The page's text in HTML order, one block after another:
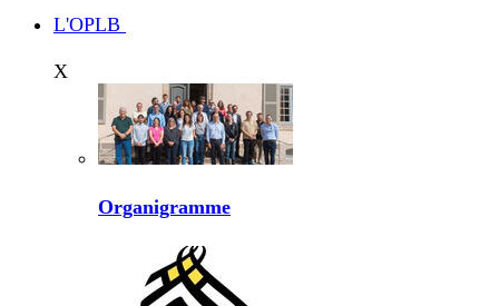
L'OPLB
X
Organigramme